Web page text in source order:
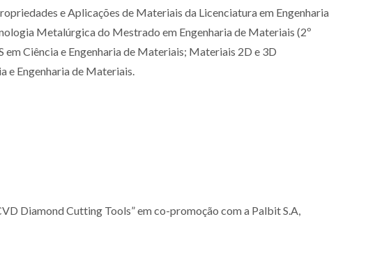
e Aplicações de Materiais da Licenciatura em Engenharia
Metalúrgica do Mestrado em Engenharia de Materiais (2º
Ciência e Engenharia de Materiais; Materiais 2D e 3D
e Engenharia de Materiais.
Diamond Cutting Tools” em co-promoção com a Palbit S.A,